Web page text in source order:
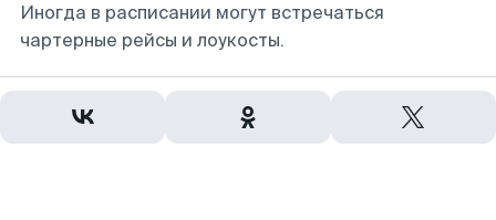
Иногда в расписании могут встречаться
чартерные рейсы и лоукосты.